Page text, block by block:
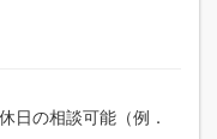
の相談可能（例．